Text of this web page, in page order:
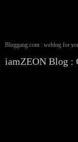
Bloggang.com : weblog for
iamZEON Blog